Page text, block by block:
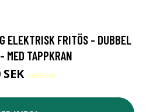
ELEKTRISK FRITÖS - DUBBEL
MED TAPPKRAN
SEK5499 SEK